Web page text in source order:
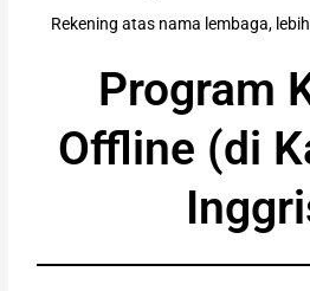
Rekening atas nama lembaga,
Program
Offline (di